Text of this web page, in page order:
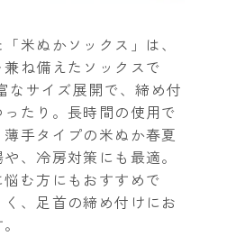
米ぬかソックス」は、
ね備えたソックスで
なサイズ展開で、締め付
たり。長時間の使用で
手タイプの米ぬか春夏
、冷房対策にも最適。
む方にもおすすめで
、足首の締め付けにお